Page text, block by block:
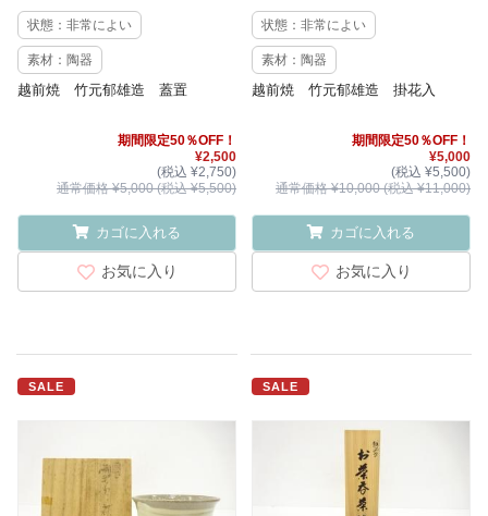
状態：非常によい
素材：陶器
越前焼 竹元郁雄造 蓋置
期間限定50％OFF！
¥2,500
(税込 ¥2,750)
通常価格 ¥5,000 (税込 ¥5,500)
カゴに入れる
お気に入り
状態：非常によい
素材：陶器
越前焼 竹元郁雄造 掛花入
期間限定50％OFF！
¥5,000
(税込 ¥5,500)
通常価格 ¥10,000 (税込 ¥11,000)
カゴに入れる
お気に入り
SALE SALE